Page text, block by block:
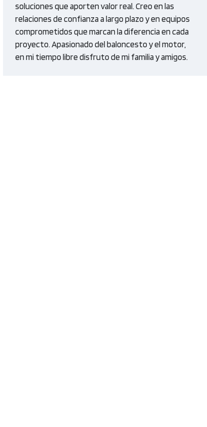
soluciones que aporten valor real. Creo en las
relaciones de confianza a largo plazo y en equipos
comprometidos que marcan la diferencia en cada
proyecto. Apasionado del baloncesto y el motor,
en mi tiempo libre disfruto de mi familia y amigos.